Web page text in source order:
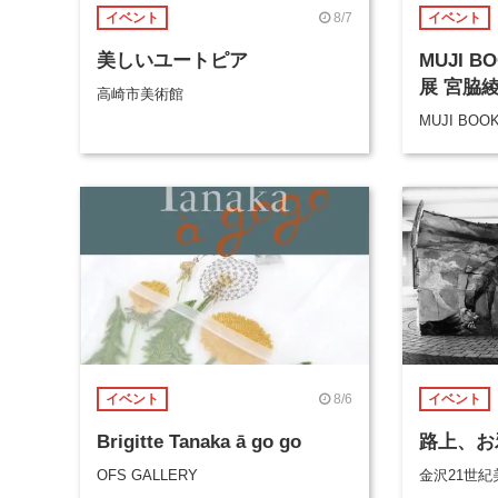
イベント 8/7
美しいユートピア
高崎市美術館
イベント
MUJI
展 宮脇
MUJI
イベント 8/6
Brigitte Tanaka ā go go
OFS GALLERY
イベント
路上、
金沢21世紀